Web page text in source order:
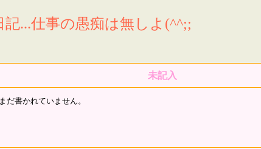
...仕事の愚痴は無しよ(^^;;
未記入
だ書かれていません。